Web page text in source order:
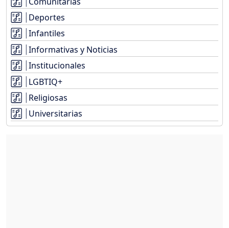
Deportes
Infantiles
Informativas y Noticias
Institucionales
LGBTIQ+
Religiosas
Universitarias